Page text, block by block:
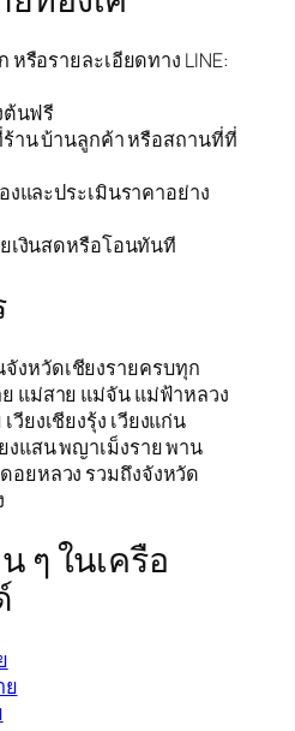
รือรายละเอียดทาง LINE:
ต้นฟรี
าน บ้านลูกค้า หรือสถานที่ที่
งและประเมินราคาอย่าง
เงินสดหรือโอนทันที
งหวัดเชียงรายครบทุก
ย แม่สาย แม่จัน แม่ฟ้าหลวง
วียงเชียงรุ้ง เวียงแก่น
ยงแสน พญาเม็งราย พาน
อยหลวง รวมถึงจังหวัด
ๆ ในเครือ
ย